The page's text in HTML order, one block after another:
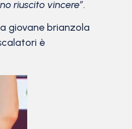
riuscito vincere”.
giovane brianzola
è